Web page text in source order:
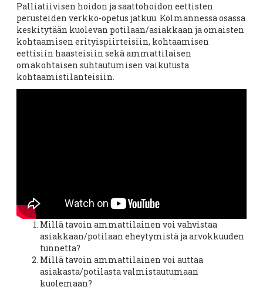
Palliatiivisen hoidon ja saattohoidon eettisten
perusteiden verkko-opetus jatkuu. Kolmannessa osassa
keskitytään kuolevan potilaan/asiakkaan ja omaisten
kohtaamisen erityispiirteisiin, kohtaamisen
eettisiin haasteisiin sekä ammattilaisen
omakohtaisen suhtautumisen vaikutusta
kohtaamistilanteisiin.
Millä tavoin ammattilainen voi vahvistaa
asiakkaan/potilaan eheytymistä ja arvokkuuden
tunnetta?
Millä tavoin ammattilainen voi auttaa
asiakasta/potilasta valmistautumaan
kuolemaan?